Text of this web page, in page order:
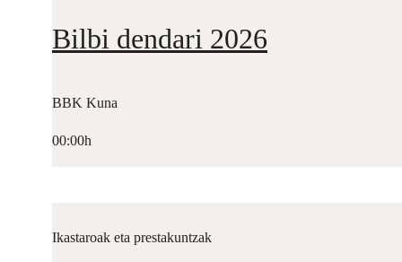
Bilbi dendari 2026
BBK Kuna
00:00h
Ikastaroak eta prestakuntzak